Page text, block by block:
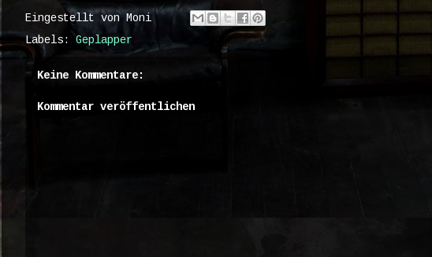
Eingestellt von Moni
Labels: Geplapper
Keine Kommentare:
Kommentar veröffentlichen